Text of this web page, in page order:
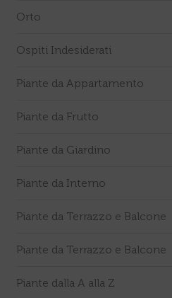
Orto
Ospiti Indesiderati
Piante da Appartamento
Piante da Frutto
Piante da Giardino
Piante da Interno
Piante da Terrazzo e Balcone
Piante da Terrazzo e Balcone
Piante dalla A alla Z